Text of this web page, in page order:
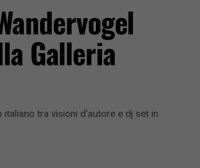
Galleria
tra visioni d’autore e dj set in